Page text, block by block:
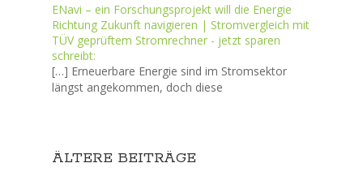
ENavi – ein Forschungsprojekt will die Energie
Richtung Zukunft navigieren | Stromvergleich mit
TÜV geprüftem Stromrechner - jetzt sparen
schreibt:
[…] Erneuerbare Energie sind im Stromsektor
längst angekommen, doch diese
ÄLTERE BEITRÄGE